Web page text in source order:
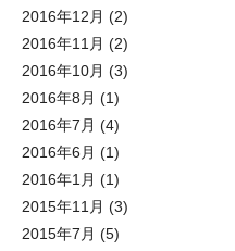
2016年12月 (2)
2016年11月 (2)
2016年10月 (3)
2016年8月 (1)
2016年7月 (4)
2016年6月 (1)
2016年1月 (1)
2015年11月 (3)
2015年7月 (5)